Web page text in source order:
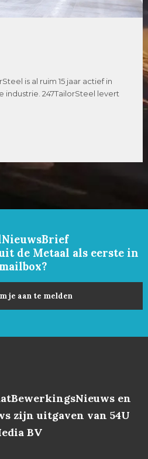
is al ruim 15 jaar actief in
247TailorSteel levert
de Metaal als eerste in
je aan te melden
en
zijn uitgaven van 54U
BV